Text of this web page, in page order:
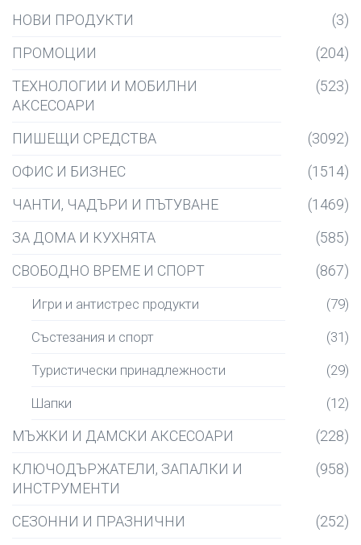
НОВИ ПРОДУКТИ
(3)
ПРОМОЦИИ
(204)
ТЕХНОЛОГИИ И МОБИЛНИ
АКСЕСОАРИ
(523)
ПИШЕЩИ СРЕДСТВА
(3092)
ОФИС И БИЗНЕС
(1514)
ЧАНТИ, ЧАДЪРИ И ПЪТУВАНЕ
(1469)
ЗА ДОМА И КУХНЯТА
(585)
СВОБОДНО ВРЕМЕ И СПОРТ
(867)
Игри и антистрес продукти (79)
Състезания и спорт (31)
Туристически принадлежности (29)
Шапки (12)
МЪЖКИ И ДАМСКИ АКСЕСОАРИ
(228)
КЛЮЧОДЪРЖАТЕЛИ, ЗАПАЛКИ И
ИНСТРУМЕНТИ
(958)
СЕЗОННИ И ПРАЗНИЧНИ
(252)